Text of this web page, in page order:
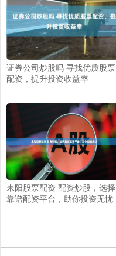
证券公司炒股吗 寻找优质股票
配资，提升投资收益率
耒阳股票配资 配资炒股，选择
靠谱配资平台，助你投资无忧